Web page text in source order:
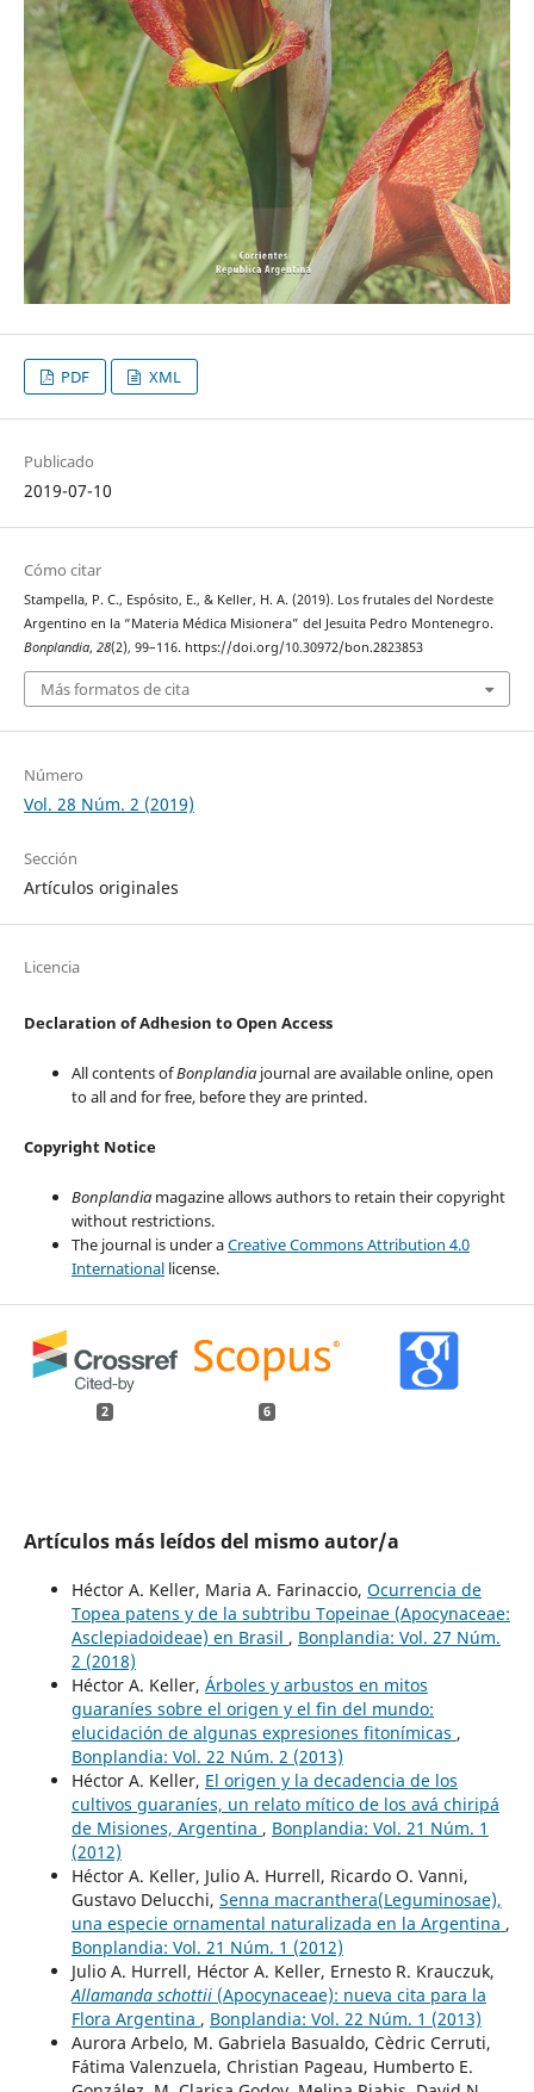
PDF XML
Publicado
2019-07-10
Cómo citar
Stampella, P. C., Espósito, E., & Keller, H. A. (2019). Los frutales del Nordeste
Argentino en la “Materia Médica Misionera” del Jesuita Pedro Montenegro.
Bonplandia, 28(2), 99–116. https://doi.org/10.30972/bon.2823853
Más formatos de cita
Número
Vol. 28 Núm. 2 (2019)
Sección
Artículos originales
Licencia
Declaration of Adhesion to Open Access
All contents ofBonplandiajournal are available online, open
to all and for free, before they are printed.
Copyright Notice
Bonplandiamagazine allows authors to retain their copyright
without restrictions.
The journal is under aCreative Commons Attribution 4.0
Internationallicense.
2 6
Artículos más leídos del mismo autor/a
Héctor A. Keller, Maria A. Farinaccio, Ocurrencia de
Topea patens y de la subtribu Topeinae (Apocynaceae:
Asclepiadoideae) en Brasil , Bonplandia: Vol. 27 Núm.
2 (2018)
Héctor A. Keller, Árboles y arbustos en mitos
guaraníes sobre el origen y el fin del mundo:
elucidación de algunas expresiones fitonímicas ,
Bonplandia: Vol. 22 Núm. 2 (2013)
Héctor A. Keller, El origen y la decadencia de los
cultivos guaraníes, un relato mítico de los avá chiripá
de Misiones, Argentina , Bonplandia: Vol. 21 Núm. 1
(2012)
Héctor A. Keller, Julio A. Hurrell, Ricardo O. Vanni,
Gustavo Delucchi, Senna macranthera(Leguminosae),
una especie ornamental naturalizada en la Argentina ,
Bonplandia: Vol. 21 Núm. 1 (2012)
Julio A. Hurrell, Héctor A. Keller, Ernesto R. Krauczuk,
Allamanda schottii(Apocynaceae): nueva cita para la
Flora Argentina , Bonplandia: Vol. 22 Núm. 1 (2013)
Aurora Arbelo, M. Gabriela Basualdo, Cèdric Cerruti,
Fátima Valenzuela, Christian Pageau, Humberto E.